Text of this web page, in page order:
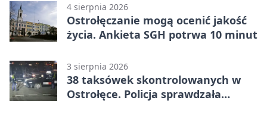
4 sierpnia 2026
Ostrołęczanie mogą ocenić jakość
życia. Ankieta SGH potrwa 10 minut
3 sierpnia 2026
38 taksówek skontrolowanych w
Ostrołęce. Policja sprawdzała